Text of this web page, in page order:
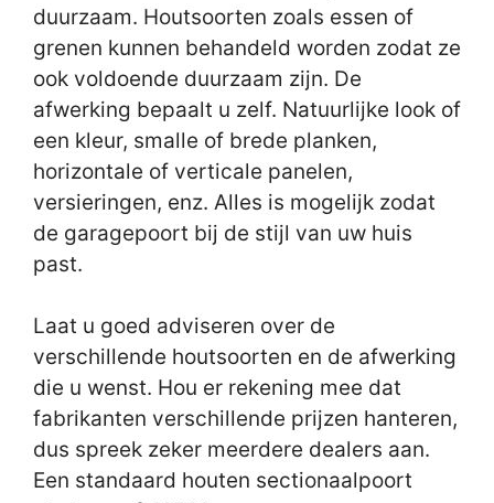
duurzaam. Houtsoorten zoals essen of
grenen kunnen behandeld worden zodat ze
ook voldoende duurzaam zijn. De
afwerking bepaalt u zelf. Natuurlijke look of
een kleur, smalle of brede planken,
horizontale of verticale panelen,
versieringen, enz. Alles is mogelijk zodat
de garagepoort bij de stijl van uw huis
past.
Laat u goed adviseren over de
verschillende houtsoorten en de afwerking
die u wenst. Hou er rekening mee dat
fabrikanten verschillende prijzen hanteren,
dus spreek zeker meerdere dealers aan.
Een standaard houten sectionaalpoort